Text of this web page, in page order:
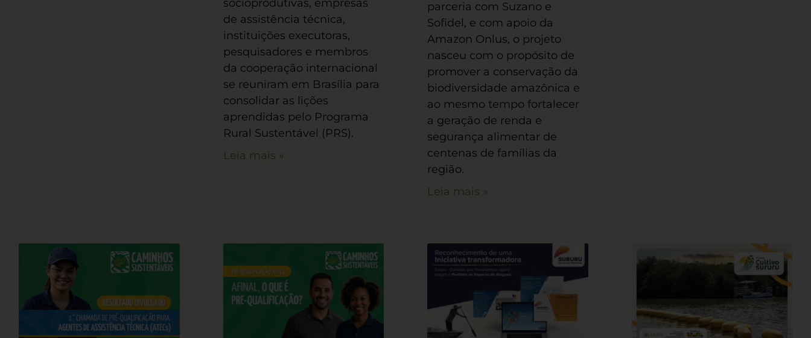
socioprodutivas, empresas
de assistência técnica,
instituições executoras,
pesquisadores e membros
da cooperação internacional
se reuniram em Brasília para
consolidar as lições
aprendidas pelo Programa
Rural Sustentável (PRS).
Leia mais »
parceria com Suzano e
Sofidel, e com apoio da
Amazon Onlus, o projeto
nasceu com o propósito de
promover a conservação da
biodiversidade amazônica e
ao mesmo tempo fortalecer
a geração de renda e
segurança alimentar de
centenas de famílias da
região.
Leia mais »